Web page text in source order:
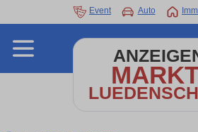
Event Auto